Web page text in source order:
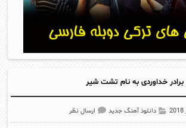
خداوردی به نام تشت شیر
دانلود آهنگ جدید ارسال نظر